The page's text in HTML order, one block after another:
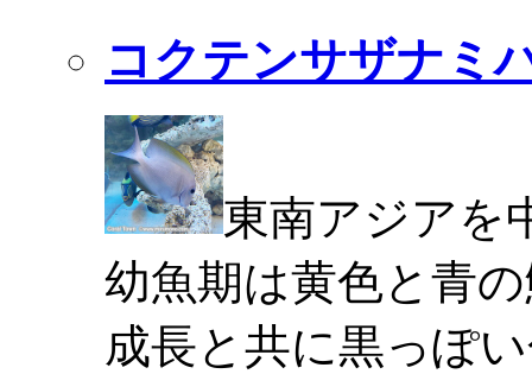
コクテンサザナミ
東南アジアを
幼魚期は黄色と青
成長と共に黒っぽ